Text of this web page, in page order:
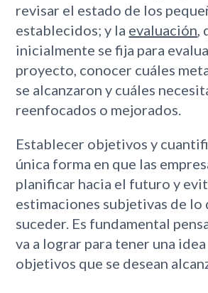
revisar el estado de los
establecidos; y la evaluación,
inicialmente se fija para
proyecto, conocer cuáles
se alcanzaron y cuáles
reenfocados o mejorados.
Establecer objetivos y
única forma en que las
planificar hacia el futuro y
estimaciones subjetivas de lo
suceder. Es fundamental
va a lograr para tener una
objetivos que se desean